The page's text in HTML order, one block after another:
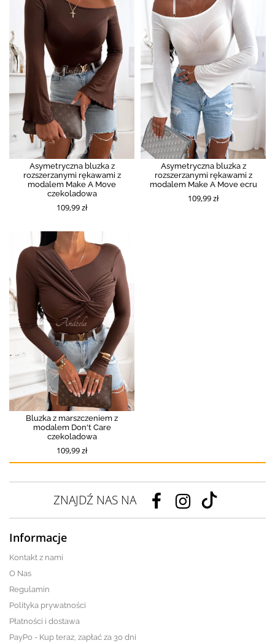
Asymetryczna bluzka z
rozszerzanymi rękawami z
modalem Make A Move
czekoladowa
109,99 zł
Asymetryczna bluzka z
rozszerzanymi rękawami z
modalem Make A Move ecru
109,99 zł
Bluzka z marszczeniem z
modalem Don't Care
czekoladowa
109,99 zł
ZNAJDŹ NAS NA
Informacje
Kontakt z nami
O Nas
Regulamin
Polityka prywatności
Płatności i dostawa
PayPo - Kup teraz, zapłać za 30 dni